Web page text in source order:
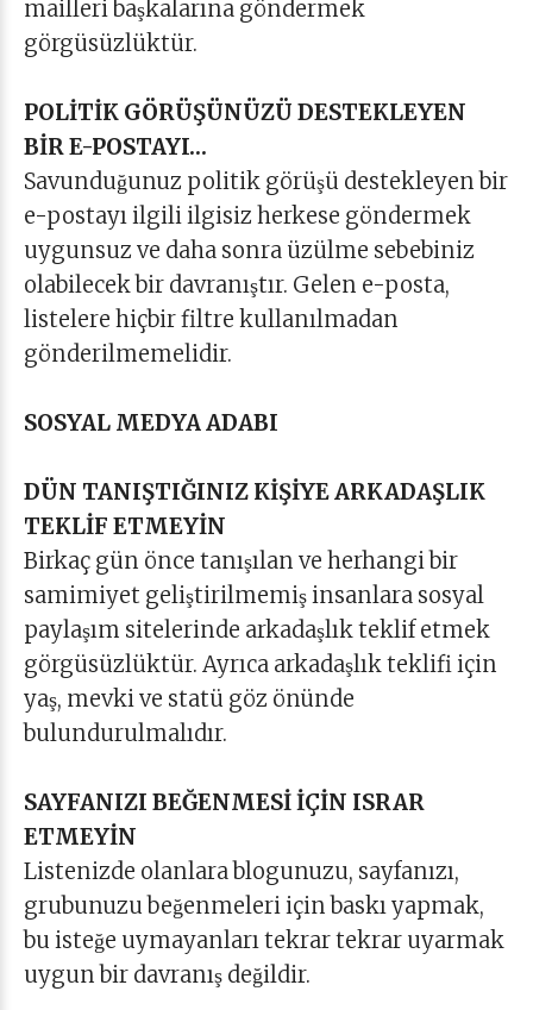
mailleri başkalarına göndermek
görgüsüzlüktür.
POLİTİK GÖRÜŞÜNÜZÜ DESTEKLEYEN
BİR E-POSTAYI…
Savunduğunuz politik görüşü destekleyen bir
e-postayı ilgili ilgisiz herkese göndermek
uygunsuz ve daha sonra üzülme sebebiniz
olabilecek bir davranıştır. Gelen e-posta,
listelere hiçbir filtre kullanılmadan
gönderilmemelidir.
SOSYAL MEDYA ADABI
DÜN TANIŞTIĞINIZ KİŞİYE ARKADAŞLIK
TEKLİF ETMEYİN
Birkaç gün önce tanışılan ve herhangi bir
samimiyet geliştirilmemiş insanlara sosyal
paylaşım sitelerinde arkadaşlık teklif etmek
görgüsüzlüktür. Ayrıca arkadaşlık teklifi için
yaş, mevki ve statü göz önünde
bulundurulmalıdır.
SAYFANIZI BEĞENMESİ İÇİN ISRAR
ETMEYİN
Listenizde olanlara blogunuzu, sayfanızı,
grubunuzu beğenmeleri için baskı yapmak,
bu isteğe uymayanları tekrar tekrar uyarmak
uygun bir davranış değildir.